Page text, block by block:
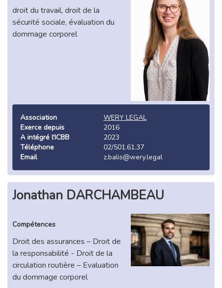
droit du travail, droit de la
sécurité sociale, évaluation du
dommage corporel
Association
WERY LEGAL
Exerce depuis
2016
A intégré l'ICBB
2023
Téléphone
02/501.61.37
Email
z.balis@wery.legal
Jonathan DARCHAMBEAU
Compétences
Droit des assurances – Droit de
la responsabilité - Droit de la
circulation routière – Evaluation
du dommage corporel